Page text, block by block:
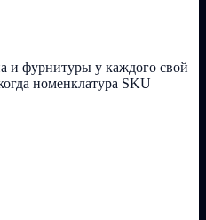
и фурнитуры у каждого свой
номенклатура SKU